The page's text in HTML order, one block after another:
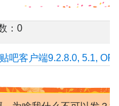
：0
吧客户端9.2.8.0, 5.1,